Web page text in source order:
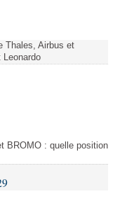
Thales, Airbus et
BROMO : quelle position